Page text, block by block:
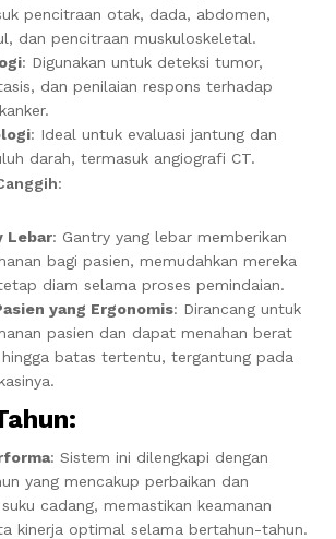
pencitraan otak, dada, abdomen,
dan pencitraan muskuloskeletal.
: Digunakan untuk deteksi tumor,
dan penilaian respons terhadap
: Ideal untuk evaluasi jantung dan
darah, termasuk angiografi CT.
:
Lebar: Gantry yang lebar memberikan
bagi pasien, memudahkan mereka
diam selama proses pemindaian.
yang Ergonomis: Dirancang untuk
pasien dan dapat menahan berat
batas tertentu, tergantung pada
:
: Sistem ini dilengkapi dengan
yang mencakup perbaikan dan
cadang, memastikan keamanan
kinerja optimal selama bertahun-tahun.